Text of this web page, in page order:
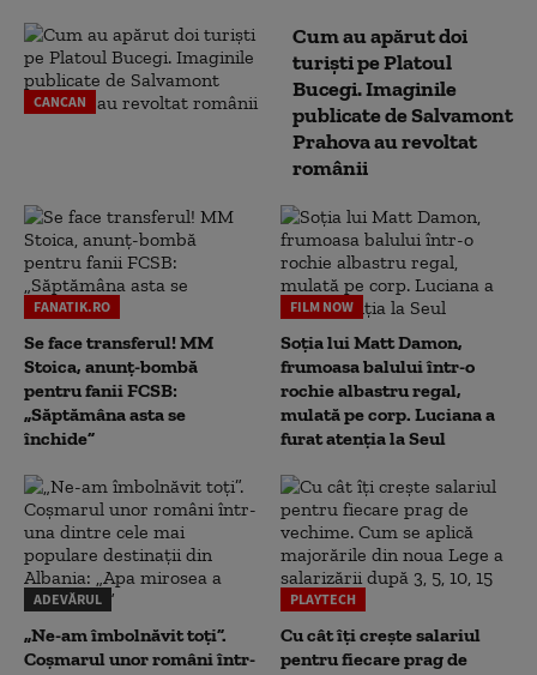
CANCAN
Cum au apărut doi
turiști pe Platoul
Bucegi. Imaginile
publicate de Salvamont
Prahova au revoltat
românii
FANATIK.RO
Se face transferul! MM
Stoica, anunț-bombă
pentru fanii FCSB:
„Săptămâna asta se
închide”
FILM NOW
Soția lui Matt Damon,
frumoasa balului într-o
rochie albastru regal,
mulată pe corp. Luciana a
furat atenția la Seul
ADEVĂRUL
„Ne-am îmbolnăvit toți”.
Coșmarul unor români într-
PLAYTECH
Cu cât îți crește salariul
pentru fiecare prag de